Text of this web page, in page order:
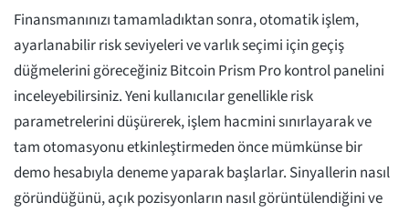
Finansmanınızı tamamladıktan sonra, otomatik işlem,
ayarlanabilir risk seviyeleri ve varlık seçimi için geçiş
düğmelerini göreceğiniz Bitcoin Prism Pro kontrol panelini
inceleyebilirsiniz. Yeni kullanıcılar genellikle risk
parametrelerini düşürerek, işlem hacmini sınırlayarak ve
tam otomasyonu etkinleştirmeden önce mümkünse bir
demo hesabıyla deneme yaparak başlarlar. Sinyallerin nasıl
göründüğünü, açık pozisyonların nasıl görüntülendiğini ve